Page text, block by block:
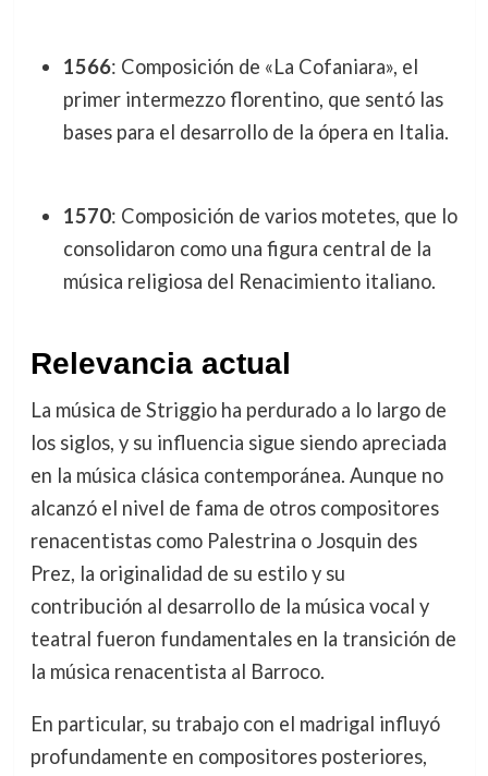
1566: Composición de «La Cofaniara», el
primer intermezzo florentino, que sentó las
bases para el desarrollo de la ópera en Italia.
1570: Composición de varios motetes, que lo
consolidaron como una figura central de la
música religiosa del Renacimiento italiano.
Relevancia actual
La música de Striggio ha perdurado a lo largo de
los siglos, y su influencia sigue siendo apreciada
en la música clásica contemporánea. Aunque no
alcanzó el nivel de fama de otros compositores
renacentistas como Palestrina o Josquin des
Prez, la originalidad de su estilo y su
contribución al desarrollo de la música vocal y
teatral fueron fundamentales en la transición de
la música renacentista al Barroco.
En particular, su trabajo con el madrigal influyó
profundamente en compositores posteriores,